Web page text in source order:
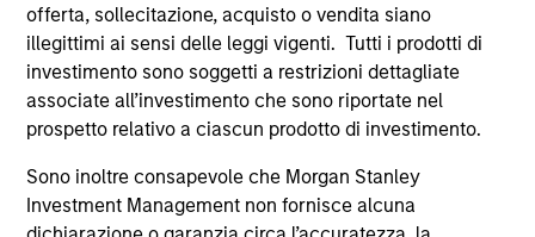
offerta, sollecitazione, acquisto o vendita siano
illegittimi ai sensi delle leggi vigenti. Tutti i prodotti di
investimento sono soggetti a restrizioni dettagliate
associate all’investimento che sono riportate nel
prospetto relativo a ciascun prodotto di investimento.
Sono inoltre consapevole che Morgan Stanley
Investment Management non fornisce alcuna
Se la società di gestione del Comparto in questione decide
di cessare l’accordo di commercializzazione del Comparto
in un Paese del SEE in cui esso è registrato per la vendita,
lo farà nel rispetto delle norme OICVM.
Per i termini e le definizioni riguardanti il comparto si
Tutti i dati di performance sono calcolati in base al valore
del patrimonio netto (NAV), al netto delle spese, e non